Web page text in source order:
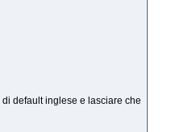
default inglese e lasciare che